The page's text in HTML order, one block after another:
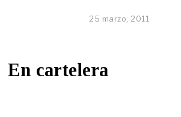
25 marzo, 2011
En cartelera